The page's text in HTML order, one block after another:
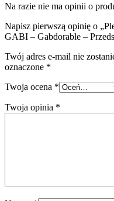
Na razie nie ma opinii o
Napisz pierwszą opinię o
GABI – Gabdorable –
Twój adres e-mail nie
oznaczone *
Twoja ocena *
Twoja opinia *